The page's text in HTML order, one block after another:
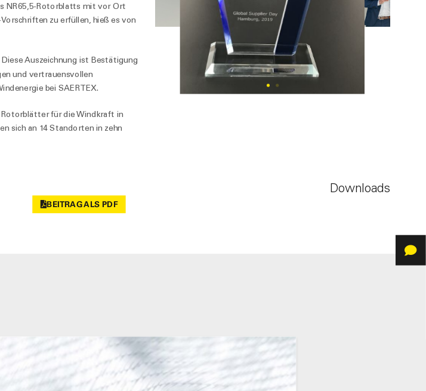
NR65,5-Rotorblatts mit vor Ort
zu erfüllen, hieß es von
Auszeichnung ist Bestätigung
und vertrauensvollen
bei SAERTEX.
Rotorblätter für die Windkraft in
sich an 14 Standorten in zehn
Downloads
BEITRAG ALS PDF